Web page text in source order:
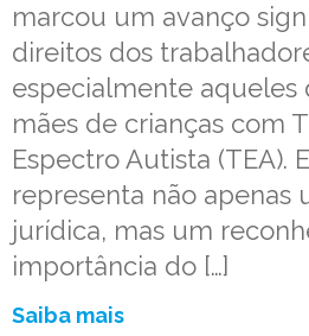
marcou um avanço
direitos dos
especialmente aqueles
mães de crianças com
Espectro Autista (TEA).
representa não apenas
jurídica, mas um
importância do […]
Saiba mais